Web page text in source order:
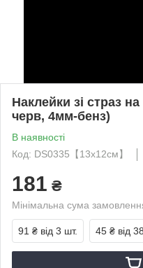
Наклейки зі страз
черв, 4мм-бенз)
В наявності
Код: DS0335【13x12см】
181 ₴
Мінімальна сума
91 ₴ від 3 шт. 45 ₴ від